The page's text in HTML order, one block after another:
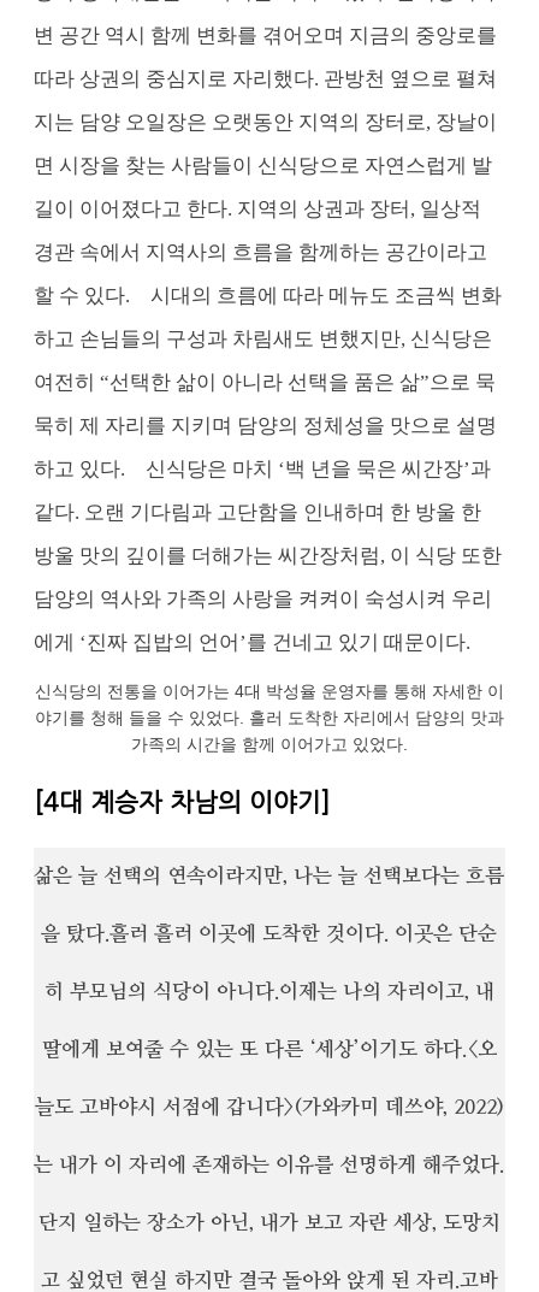
변 공간 역시 함께 변화를 겪어오며 지금의 중앙로를
따라 상권의 중심지로 자리했다. 관방천 옆으로 펼쳐
지는 담양 오일장은 오랫동안 지역의 장터로, 장날이
면 시장을 찾는 사람들이 신식당으로 자연스럽게 발
길이 이어졌다고 한다. 지역의 상권과 장터, 일상적
경관 속에서 지역사의 흐름을 함께하는 공간이라고
할 수 있다. 시대의 흐름에 따라 메뉴도 조금씩 변화
하고 손님들의 구성과 차림새도 변했지만, 신식당은
여전히 “선택한 삶이 아니라 선택을 품은 삶”으로 묵
묵히 제 자리를 지키며 담양의 정체성을 맛으로 설명
하고 있다. 신식당은 마치 ‘백 년을 묵은 씨간장’과
같다. 오랜 기다림과 고단함을 인내하며 한 방울 한
방울 맛의 깊이를 더해가는 씨간장처럼, 이 식당 또한
담양의 역사와 가족의 사랑을 켜켜이 숙성시켜 우리
에게 ‘진짜 집밥의 언어’를 건네고 있기 때문이다.
신식당의 전통을 이어가는 4대 박성율 운영자를 통해 자세한 이
야기를 청해 들을 수 있었다. 흘러 도착한 자리에서 담양의 맛과
가족의 시간을 함께 이어가고 있었다.
[4대 계승자 차남의 이야기]
삶은 늘 선택의 연속이라지만, 나는 늘 선택보다는 흐름
을 탔다.흘러 흘러 이곳에 도착한 것이다. 이곳은 단순
히 부모님의 식당이 아니다. 이제는 나의 자리이고, 내
딸에게 보여줄 수 있는 또 다른 ‘세상’이기도 하다. <오
늘도 고바야시 서점에 갑니다>(가와카미 데쓰야, 2022)
는 내가 이 자리에 존재하는 이유를 선명하게 해주었다.
단지 일하는 장소가 아닌, 내가 보고 자란 세상, 도망치
고 싶었던 현실 하지만 결국 돌아와 앉게 된 자리. 고바